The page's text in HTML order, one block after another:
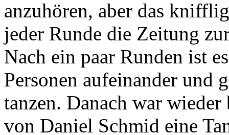
anzuhören, aber das
jeder Runde die Zeitung
Nach ein paar Runden ist
Personen aufeinander und
tanzen. Danach war
von Daniel Schmid eine